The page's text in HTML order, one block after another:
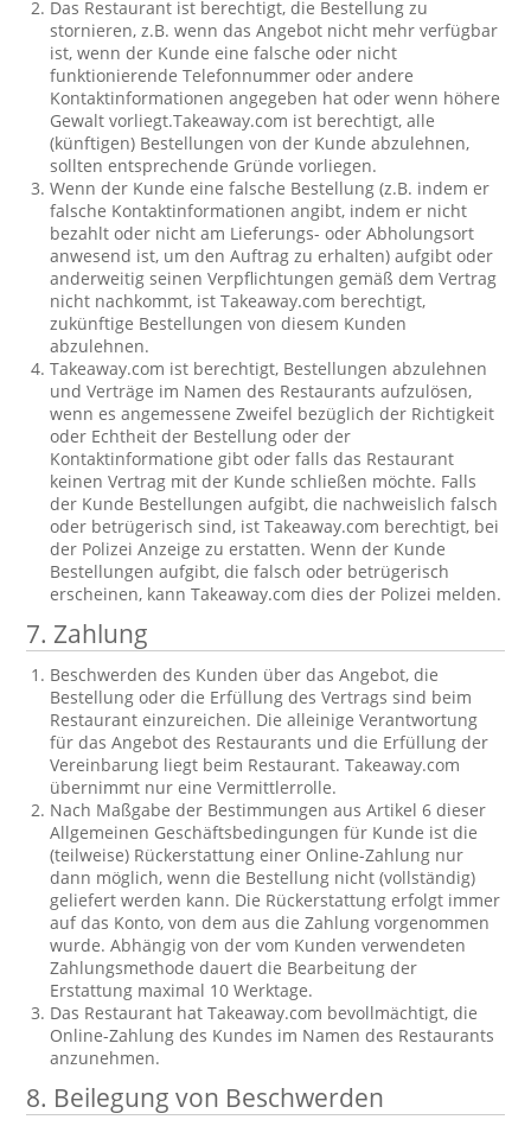
Das Restaurant ist berechtigt, die Bestellung zu
stornieren, z.B. wenn das Angebot nicht mehr verfügbar
ist, wenn der Kunde eine falsche oder nicht
funktionierende Telefonnummer oder andere
Kontaktinformationen angegeben hat oder wenn höhere
Gewalt vorliegt.Takeaway.com ist berechtigt, alle
(künftigen) Bestellungen von der Kunde abzulehnen,
sollten entsprechende Gründe vorliegen.
Wenn der Kunde eine falsche Bestellung (z.B. indem er
falsche Kontaktinformationen angibt, indem er nicht
bezahlt oder nicht am Lieferungs- oder Abholungsort
anwesend ist, um den Auftrag zu erhalten) aufgibt oder
anderweitig seinen Verpflichtungen gemäß dem Vertrag
nicht nachkommt, ist Takeaway.com berechtigt,
zukünftige Bestellungen von diesem Kunden
abzulehnen.
Takeaway.com ist berechtigt, Bestellungen abzulehnen
und Verträge im Namen des Restaurants aufzulösen,
wenn es angemessene Zweifel bezüglich der Richtigkeit
oder Echtheit der Bestellung oder der
Kontaktinformatione gibt oder falls das Restaurant
keinen Vertrag mit der Kunde schließen möchte. Falls
der Kunde Bestellungen aufgibt, die nachweislich falsch
oder betrügerisch sind, ist Takeaway.com berechtigt, bei
der Polizei Anzeige zu erstatten. Wenn der Kunde
Bestellungen aufgibt, die falsch oder betrügerisch
erscheinen, kann Takeaway.com dies der Polizei melden.
7. Zahlung
Beschwerden des Kunden über das Angebot, die
Bestellung oder die Erfüllung des Vertrags sind beim
Restaurant einzureichen. Die alleinige Verantwortung
für das Angebot des Restaurants und die Erfüllung der
Vereinbarung liegt beim Restaurant. Takeaway.com
übernimmt nur eine Vermittlerrolle.
Nach Maßgabe der Bestimmungen aus Artikel 6 dieser
Allgemeinen Geschäftsbedingungen für Kunde ist die
(teilweise) Rückerstattung einer Online-Zahlung nur
dann möglich, wenn die Bestellung nicht (vollständig)
geliefert werden kann. Die Rückerstattung erfolgt immer
auf das Konto, von dem aus die Zahlung vorgenommen
wurde. Abhängig von der vom Kunden verwendeten
Zahlungsmethode dauert die Bearbeitung der
Erstattung maximal 10 Werktage.
Das Restaurant hat Takeaway.com bevollmächtigt, die
Online-Zahlung des Kundes im Namen des Restaurants
anzunehmen.
8. Beilegung von Beschwerden